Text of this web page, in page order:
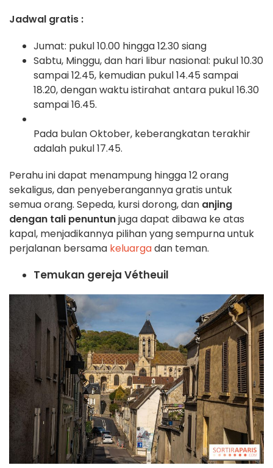
Jadwal gratis :
Jumat: pukul 10.00 hingga 12.30 siang
Sabtu, Minggu, dan hari libur nasional: pukul 10.30
sampai 12.45, kemudian pukul 14.45 sampai
18.20, dengan waktu istirahat antara pukul 16.30
sampai 16.45.
Pada bulan Oktober, keberangkatan terakhir
adalah pukul 17.45.
Perahu ini dapat menampung hingga 12 orang
sekaligus, dan penyeberangannya gratis untuk
semua orang. Sepeda, kursi dorong, dan anjing
dengan tali penuntunjuga dapat dibawa ke atas
kapal, menjadikannya pilihan yang sempurna untuk
perjalanan bersama keluargadan teman.
Temukan gereja Vétheuil